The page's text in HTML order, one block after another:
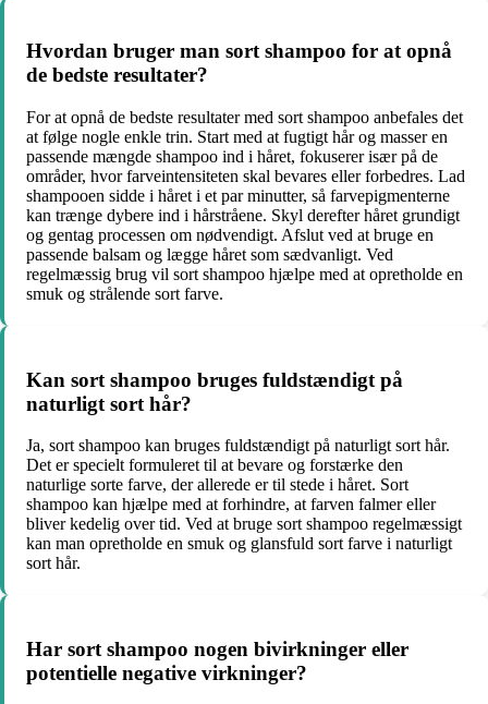
Hvordan bruger man sort shampoo for at opnå
de bedste resultater?
For at opnå de bedste resultater med sort shampoo anbefales det
at følge nogle enkle trin. Start med at fugtigt hår og masser en
passende mængde shampoo ind i håret, fokuserer især på de
områder, hvor farveintensiteten skal bevares eller forbedres. Lad
shampooen sidde i håret i et par minutter, så farvepigmenterne
kan trænge dybere ind i hårstråene. Skyl derefter håret grundigt
og gentag processen om nødvendigt. Afslut ved at bruge en
passende balsam og lægge håret som sædvanligt. Ved
regelmæssig brug vil sort shampoo hjælpe med at opretholde en
smuk og strålende sort farve.
Kan sort shampoo bruges fuldstændigt på
naturligt sort hår?
Ja, sort shampoo kan bruges fuldstændigt på naturligt sort hår.
Det er specielt formuleret til at bevare og forstærke den
naturlige sorte farve, der allerede er til stede i håret. Sort
shampoo kan hjælpe med at forhindre, at farven falmer eller
bliver kedelig over tid. Ved at bruge sort shampoo regelmæssigt
kan man opretholde en smuk og glansfuld sort farve i naturligt
sort hår.
Har sort shampoo nogen bivirkninger eller
potentielle negative virkninger?